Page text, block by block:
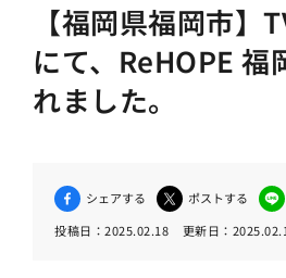
【福岡県福岡市】
にて、ReHOPE 福
れました。
シェアする ポストする
投稿日： 2025.02.18 更新日：